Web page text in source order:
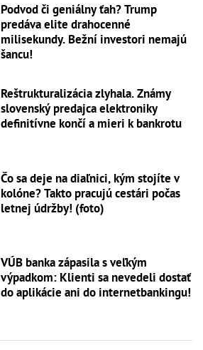
Podvod či geniálny ťah? Trump
predáva elite drahocenné
milisekundy. Bežní investori nemajú
šancu!
Reštrukturalizácia zlyhala. Známy
slovenský predajca elektroniky
definitívne končí a mieri k bankrotu
Čo sa deje na diaľnici, kým stojíte v
kolóne? Takto pracujú cestári počas
letnej údržby! (foto)
VÚB banka zápasila s veľkým
výpadkom: Klienti sa nevedeli dostať
do aplikácie ani do internetbankingu!